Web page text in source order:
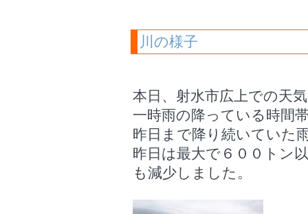
川の様子
本日、射水市広上での天
一時雨の降っている時間
昨日まで降り続いていた
昨日は最大で６００トン
も減少しました。